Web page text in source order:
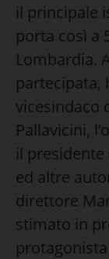
il principale
porta così a
Lombardia.
partecipata,
vicesindaco
Pallavicini,
il presidente
ed altre
direttore
stimato in